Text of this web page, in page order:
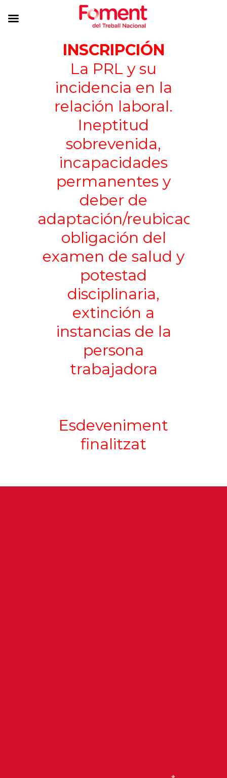
INSCRIPCIÓN
La PRL y su
incidencia en la
relación laboral.
Ineptitud
sobrevenida,
incapacidades
permanentes y
deber de
adaptación/reubicación,
obligación del
examen de salud y
potestad
disciplinaria,
extinción a
instancias de la
persona
trabajadora
Esdeveniment
finalitzat